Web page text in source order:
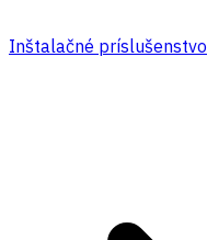
Inštalačné príslušenstvo